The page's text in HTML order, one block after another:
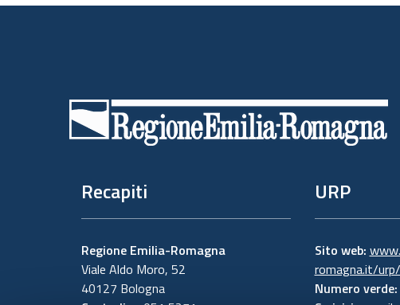
Recapiti
Regione Emilia-Romagna
Viale Aldo Moro, 52
40127 Bologna
URP
Sito web:
romagna.it/urp/
Numero verde: